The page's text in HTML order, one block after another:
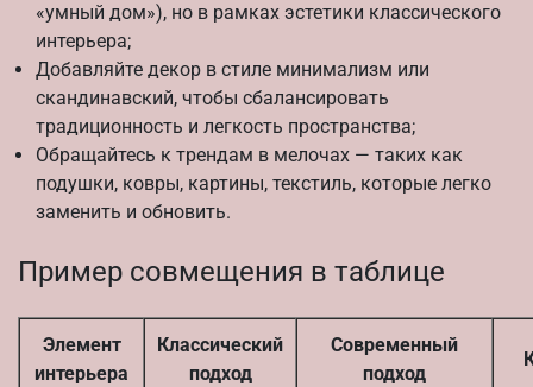
«умный дом»), но в рамках эстетики классического
интерьера;
Добавляйте декор в стиле минимализм или
скандинавский, чтобы сбалансировать
традиционность и легкость пространства;
Обращайтесь к трендам в мелочах — таких как
подушки, ковры, картины, текстиль, которые легко
заменить и обновить.
Пример совмещения в таблице
Элемент
интерьера
Классический
подход
Современный
подход